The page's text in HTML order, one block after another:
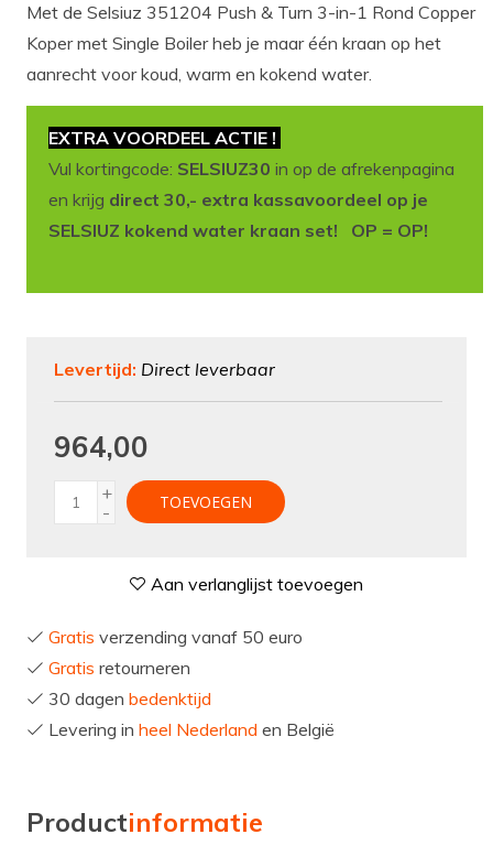
Met de Selsiuz 351204 Push & Turn 3-in-1 Rond Copper
Koper met Single Boiler heb je maar één kraan op het
aanrecht voor koud, warm en kokend water.
EXTRA VOORDEEL ACTIE !
Vul kortingcode: SELSIUZ30 in op de afrekenpagina
en krijg direct 30,- extra kassavoordeel op je
SELSIUZ kokend water kraan set! OP = OP!
Levertijd: Direct leverbaar
964,00
+
-
TOEVOEGEN
Aan verlanglijst toevoegen
Gratis verzending vanaf 50 euro
Gratis retourneren
30 dagen bedenktijd
Levering in heel Nederland en België
Productinformatie